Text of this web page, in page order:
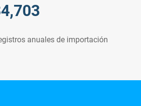
anuales de importación